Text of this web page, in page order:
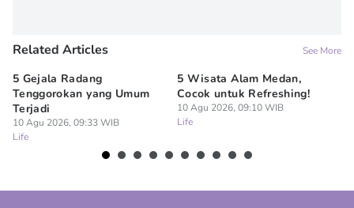
Related Articles See More
5 Gejala Radang
Tenggorokan yang Umum
Terjadi
10 Agu 2026, 09:33 WIB
Life
5 Wisata Alam Medan,
Cocok untuk Refreshing!
10 Agu 2026, 09:10 WIB
Life